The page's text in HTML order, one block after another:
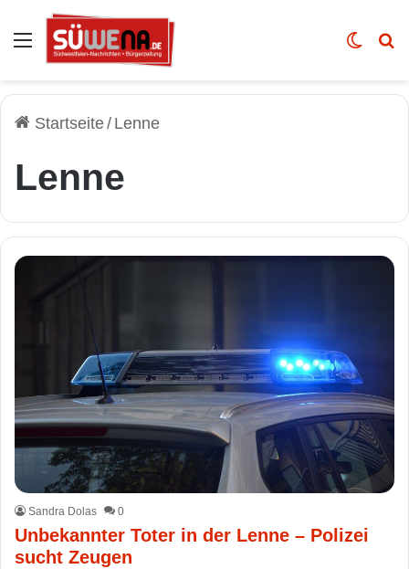
Auswahl Skin
Startseite/ Lenne
Lenne
Sandra Dolas 0
Unbekannter Toter in der Lenne – Polizei
sucht Zeugen